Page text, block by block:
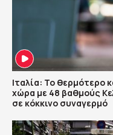
Ιταλία: Το θερμότερο
χώρα με 48 βαθμούς
σε κόκκινο συναγερμό